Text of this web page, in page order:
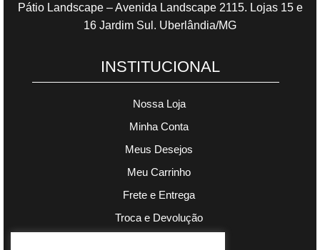
Pátio Landscape – Avenida Landscape 2115. Lojas 15 e
16 Jardim Sul. Uberlândia/MG
INSTITUCIONAL
Nossa Loja
Minha Conta
Meus Desejos
Meu Carrinho
Frete e Entrega
Troca e Devolução